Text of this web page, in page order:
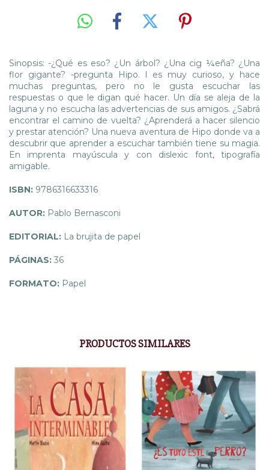
Sinopsis: -¿Qué es eso? ¿Un árbol? ¿Una cig ¼eña? ¿Una
flor gigante? -pregunta Hipo. l es muy curioso, y hace
muchas preguntas, pero no le gusta escuchar las
respuestas o que le digan qué hacer. Un día se aleja de la
laguna y no escucha las advertencias de sus amigos. ¿Sabrá
encontrar el camino de vuelta? ¿Aprenderá a hacer silencio
y prestar atención? Una nueva aventura de Hipo donde va a
descubrir que aprender a escuchar también tiene su magia.
En imprenta mayúscula y con dislexic font, tipografía
amigable.
ISBN: 9786316633316
AUTOR: Pablo Bernasconi
EDITORIAL: La brujita de papel
PÁGINAS: 36
FORMATO: Papel
PRODUCTOS SIMILARES